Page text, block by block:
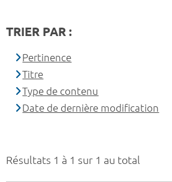
Résultats 1 à 1 sur 1 au total
TRIER PAR :
Pertinence
Titre
Type de contenu
Date de dernière modification